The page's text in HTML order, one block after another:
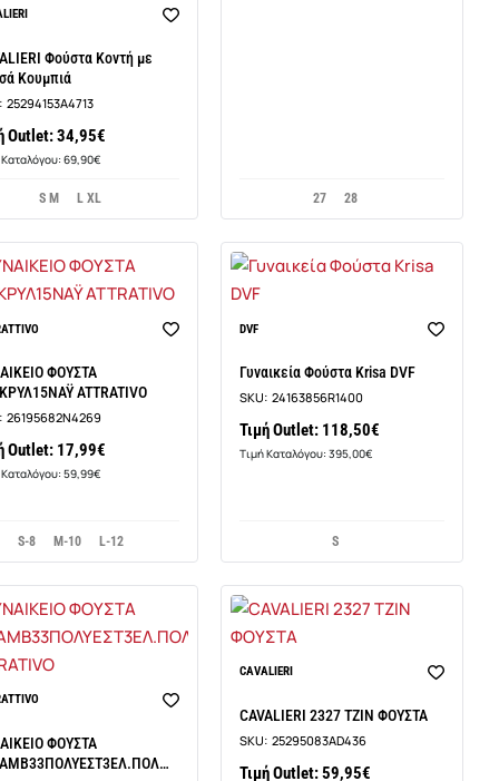
BEST SELLER
Φούστα Κοντή με
Κουμπιά
25294153A4713
Outlet: 34,95€
69,90€
S M L XL 27 28
ΦΟΥΣΤΑ
ATTRATIVO
26195682N4269
Outlet: 17,99€
59,99€
S-8 M-10 L-12
DVF
Γυναικεία Φούστα Krisa DVF
SKU: 24163856R1400
Τιμή Outlet: 118,50€
Τιμή Καταλόγου: 395,00€
S
ΦΟΥΣΤΑ
CAVALIERI
CAVALIERI 2327 ΤΖΙΝ ΦΟΥΣΤΑ
SKU: 25295083AD436
Τιμή Outlet: 59,95€